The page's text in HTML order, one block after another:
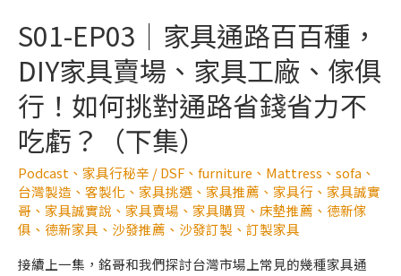
S01-EP03｜家具通路百百種，
DIY家具賣場、家具工廠、傢俱
行！如何挑對通路省錢省力不
吃虧？（下集）
Podcast 、 家具行秘辛 /DSF 、 furniture 、 Mattress 、 sofa 、
台灣製造 、 客製化 、 家具挑選 、 家具推薦 、 家具行 、 家具誠實
哥 、 家具誠實說 、 家具賣場 、 家具購買 、 床墊推薦 、 德新傢
俱 、 德新家具 、 沙發推薦 、 沙發訂製 、 訂製家具
接續上一集，銘哥和我們探討台灣市場上常見的幾種家具通